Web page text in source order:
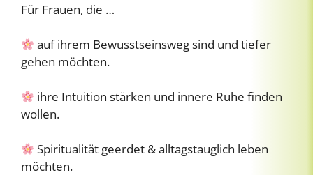
Für Frauen, die …
auf ihrem Bewusstseinsweg sind und tiefer
gehen möchten.
ihre Intuition stärken und innere Ruhe finden
wollen.
Spiritualität geerdet & alltagstauglich leben
möchten.